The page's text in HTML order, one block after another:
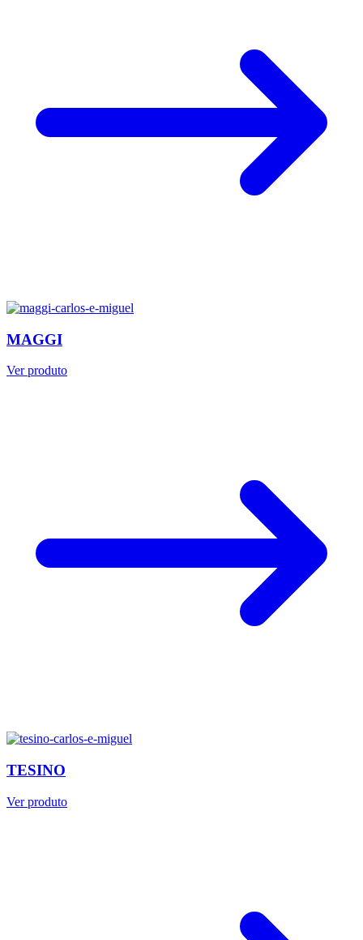
MAGGI
Ver produto
TESINO
Ver produto